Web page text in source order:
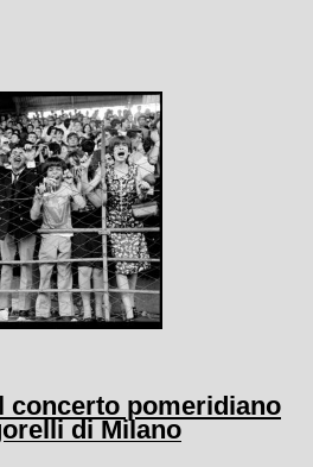
concerto pomeridiano
di Milano